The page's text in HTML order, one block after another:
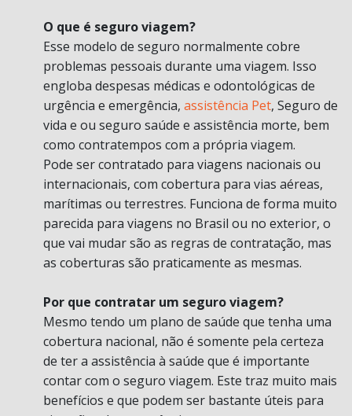
O que é seguro viagem?
Esse modelo de seguro normalmente cobre
problemas pessoais durante uma viagem. Isso
engloba despesas médicas e odontológicas de
urgência e emergência, assistência Pet, Seguro de
vida e ou seguro saúde e assistência morte, bem
como contratempos com a própria viagem.
Pode ser contratado para viagens nacionais ou
internacionais, com cobertura para vias aéreas,
marítimas ou terrestres. Funciona de forma muito
parecida para viagens no Brasil ou no exterior, o
que vai mudar são as regras de contratação, mas
as coberturas são praticamente as mesmas.
Por que contratar um seguro viagem?
Mesmo tendo um plano de saúde que tenha uma
cobertura nacional, não é somente pela certeza
de ter a assistência à saúde que é importante
contar com o seguro viagem. Este traz muito mais
benefícios e que podem ser bastante úteis para